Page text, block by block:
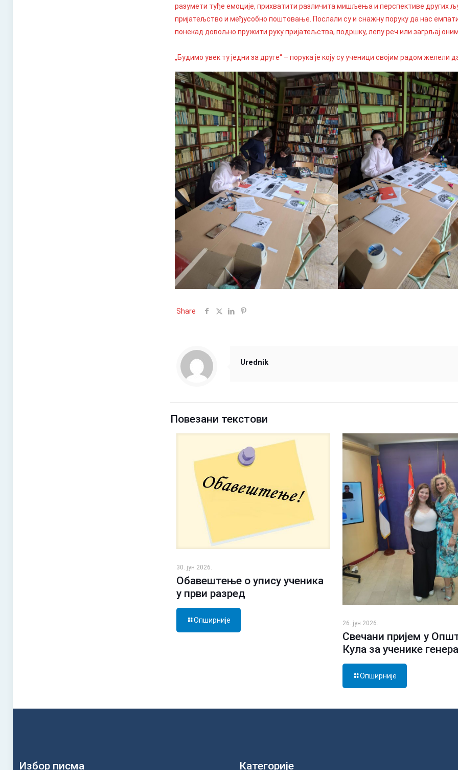
разумети туђе емоције, прихватити различита мишљења и перспективе других
пријатељство и међусобно поштовање. Послали су и снажну поруку да нас
понекад довољно пружити руку пријатељства, подршку, лепу реч или загрљај
„Будимо увек ту једни за друге“ – порука је коју су ученици својим радом желели
Share
Urednik
Повезани текстови
30. јун 2026.
Обавештење о упису ученика
у први разред
Опширније 26. јун 2026.
Свечани пријем у
Кула за ученике
Опширније
Избор писма Категорије